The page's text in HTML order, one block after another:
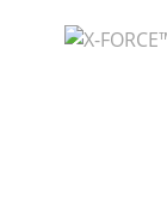
Bildergalerie